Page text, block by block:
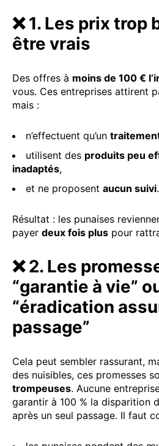
❌ 1. Les prix trop
être vrais
Des offres à moins de 100 €
vous. Ces entreprises attirent
mais :
n’effectuent qu’un
utilisent des produits peu
inadaptés,
et ne proposent aucun suivi.
Résultat : les punaises
payer deux fois plus pour
❌ 2. Les
“garantie à vie”
“éradication
passage”
Cela peut sembler rassurant,
des nuisibles, ces promesses
trompeuses. Aucune
garantir à 100 % la disparition
après un seul passage. Il faut